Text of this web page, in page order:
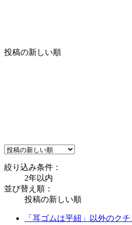
投稿の新しい順
絞り込み条件：
2年以内
並び替え順：
投稿の新しい順
「耳ゴムは平紐」以外のク